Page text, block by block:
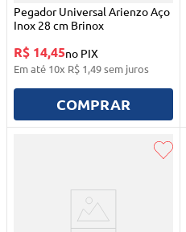
Pegador Universal Arienzo Aço
Inox 28 cm Brinox
R$ 14,45no PIX
Em até 10x R$ 1,49sem juros
COMPRAR